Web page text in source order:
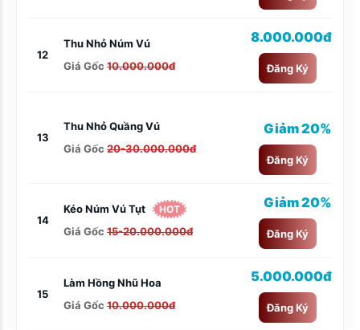
12
Thu Nhỏ Núm Vú
Giá Gốc 10.000.000đ
8.000.000đ
Đăng Ký
13
Thu Nhỏ Quầng Vú
Giá Gốc 20-30.000.000đ
Giảm 20%
Đăng Ký
14
Kéo Núm Vú Tụt HOT
Giá Gốc 15-20.000.000đ
Giảm 20%
Đăng Ký
15
Làm Hồng Nhũ Hoa
Giá Gốc 10.000.000đ
5.000.000đ
Đăng Ký